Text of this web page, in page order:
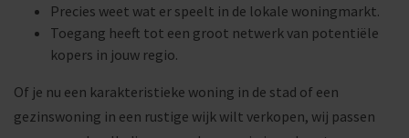
Precies weet wat er speelt in de lokale woningmarkt.
Toegang heeft tot een groot netwerk van potentiële
kopers in jouw regio.
Of je nu een karakteristieke woning in de stad of een
gezinswoning in een rustige wijk wilt verkopen, wij passen